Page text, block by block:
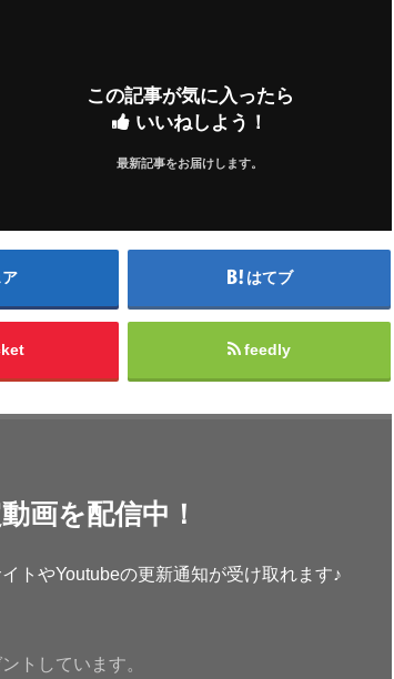
この記事が気に入ったら
いいねしよう！
最新記事をお届けします。
はてブ
feedly
画を配信中！
トやYoutubeの更新通知が受け取れます♪
トしています。